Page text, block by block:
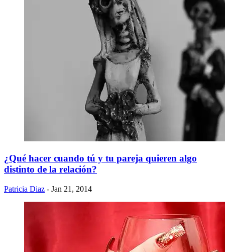
¿Qué hacer cuando tú y tu pareja quieren algo
distinto de la relación?
Patricia Diaz - Jan 21, 2014